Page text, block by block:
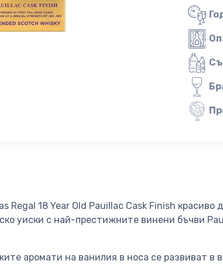
Regal 18 Year Old Pauillac Cask Finish красиво
уиски с най-престижните винени бъчви
аромати на ванилия в носа се развиват в